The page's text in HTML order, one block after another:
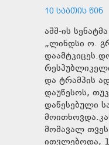
10 ᲡᲐᲐᲗᲘᲡ ᲬᲘᲜ
აშშ-ის
„ლინდსი ო.
და ტრამპის
დაუწესოს,
დაწესებული
მომავალ